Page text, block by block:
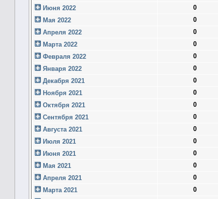
Июня 2022
0
Мая 2022
0
Апреля 2022
0
Марта 2022
0
Февраля 2022
0
Января 2022
0
Декабря 2021
0
Ноября 2021
0
Октября 2021
0
Сентября 2021
0
Августа 2021
0
Июля 2021
0
Июня 2021
0
Мая 2021
0
Апреля 2021
0
Марта 2021
0